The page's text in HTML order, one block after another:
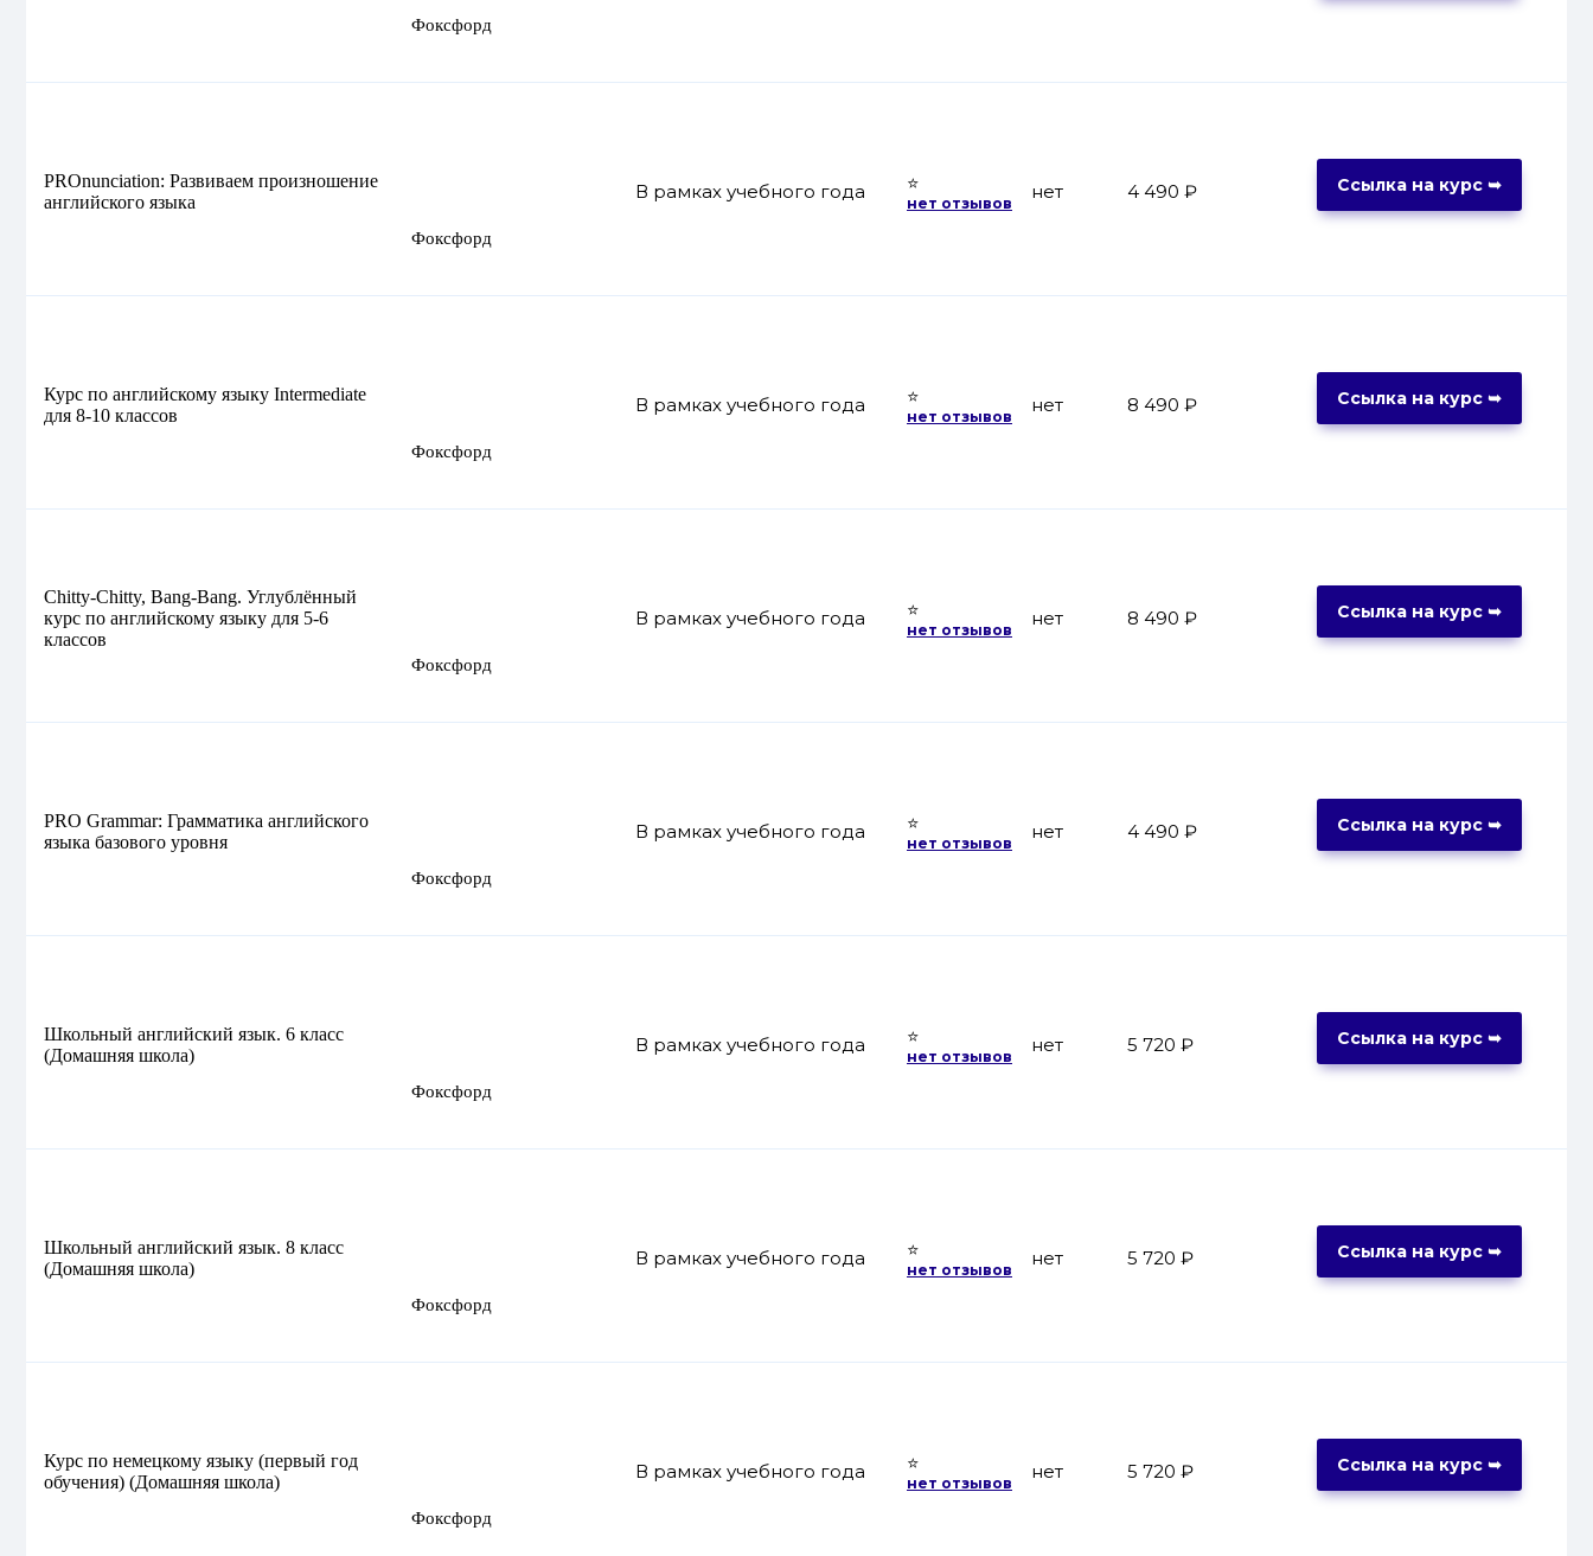
Фоксфорд
PROnunciation: Развиваем произношение
английского языка
Фоксфорд
В рамках учебного года ⭐
нет отзывов
нет 4 490 ₽ Ссылка на курс ➥
Курс по английскому языку Intermediate
для 8-10 классов
Фоксфорд
В рамках учебного года ⭐
нет отзывов
нет 8 490 ₽ Ссылка на курс ➥
Chitty-Chitty, Bang-Bang. Углублённый
курс по английскому языку для 5-6
классов
Фоксфорд
В рамках учебного года ⭐
нет отзывов
нет 8 490 ₽ Ссылка на курс ➥
PRO Grammar: Грамматика английского
языка базового уровня
Фоксфорд
В рамках учебного года ⭐
нет отзывов
нет 4 490 ₽ Ссылка на курс ➥
Школьный английский язык. 6 класс
(Домашняя школа)
Фоксфорд
В рамках учебного года ⭐
нет отзывов
нет 5 720 ₽ Ссылка на курс ➥
Школьный английский язык. 8 класс
(Домашняя школа)
Фоксфорд
В рамках учебного года ⭐
нет отзывов
нет 5 720 ₽ Ссылка на курс ➥
Курс по немецкому языку (первый год
обучения) (Домашняя школа)
Фоксфорд
В рамках учебного года ⭐
нет отзывов
нет 5 720 ₽ Ссылка на курс ➥